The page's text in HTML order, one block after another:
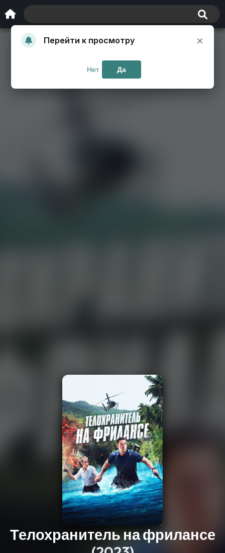
Телохранитель на фрилансе
Перейти к просмотру ×
Нет Да